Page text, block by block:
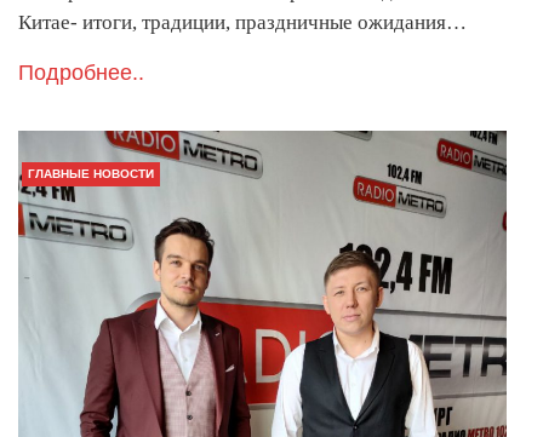
Китае- итоги, традиции, праздничные ожидания…
Подробнее..
ГЛАВНЫЕ НОВОСТИ